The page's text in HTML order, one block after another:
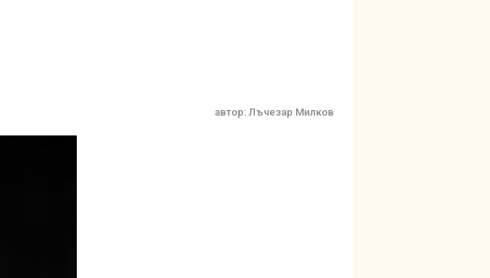
автор: Лъчезар Милков